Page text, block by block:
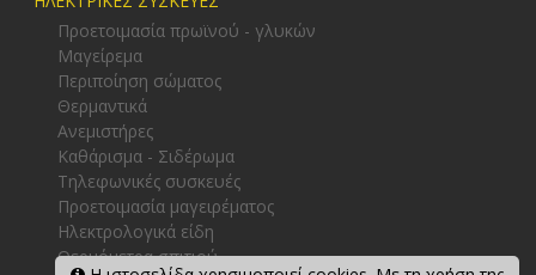
Διακοσμητικά
ΗΛΕΚΤΡΙΚΕΣ ΣΥΣΚΕΥΕΣ
Προετοιμασία πρωϊνού - γλυκών
Μαγείρεμα
Περιποίηση σώματος
Θερμαντικά
Ανεμιστήρες
Καθάρισμα - Σιδέρωμα
Τηλεφωνικές συσκευές